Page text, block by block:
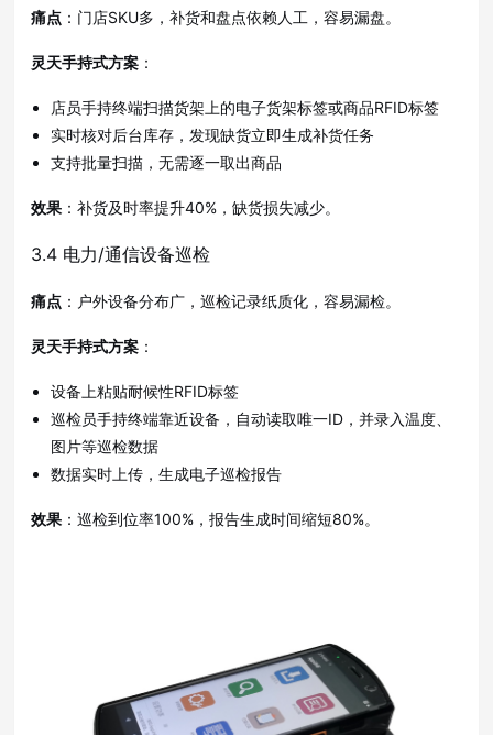
痛点 ：门店SKU多，补货和盘点依赖人工，容易漏盘。
灵天手持式方案 ：
店员手持终端扫描货架上的电子货架标签或商品RFID标签
实时核对后台库存，发现缺货立即生成补货任务
支持批量扫描，无需逐一取出商品
效果 ：补货及时率提升40%，缺货损失减少。
3.4 电力/通信设备巡检
痛点 ：户外设备分布广，巡检记录纸质化，容易漏检。
灵天手持式方案 ：
设备上粘贴耐候性RFID标签
巡检员手持终端靠近设备，自动读取唯一ID，并录入温度、
图片等巡检数据
数据实时上传，生成电子巡检报告
效果 ：巡检到位率100%，报告生成时间缩短80%。